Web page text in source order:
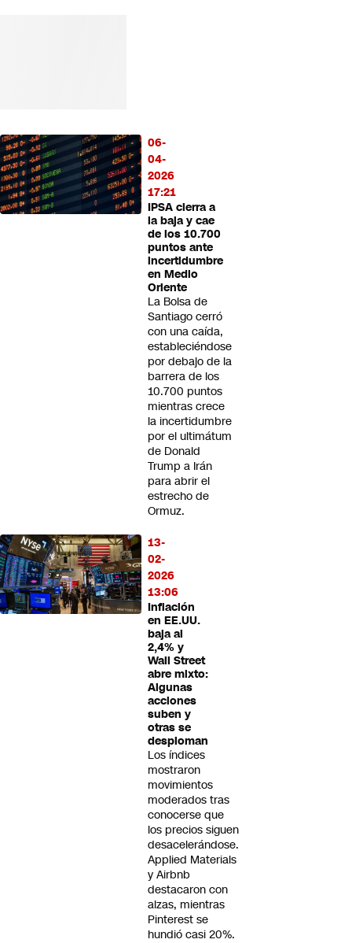
06-
04-
2026
17:21
IPSA cierra a
la baja y cae
de los 10.700
puntos ante
incertidumbre
en Medio
Oriente
La Bolsa de
Santiago cerró
con una caída,
estableciéndose
por debajo de la
barrera de los
10.700 puntos
mientras crece
la incertidumbre
por el ultimátum
de Donald
Trump a Irán
para abrir el
estrecho de
Ormuz.
13-
02-
2026
13:06
Inflación
en EE.UU.
baja al
2,4% y
Wall Street
abre mixto:
Algunas
acciones
suben y
otras se
desploman
Los índices
mostraron
movimientos
moderados tras
conocerse que
los precios siguen
desacelerándose.
Applied Materials
y Airbnb
destacaron con
alzas, mientras
Pinterest se
hundió casi 20%.